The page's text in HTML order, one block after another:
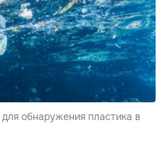
обнаружения пластика в